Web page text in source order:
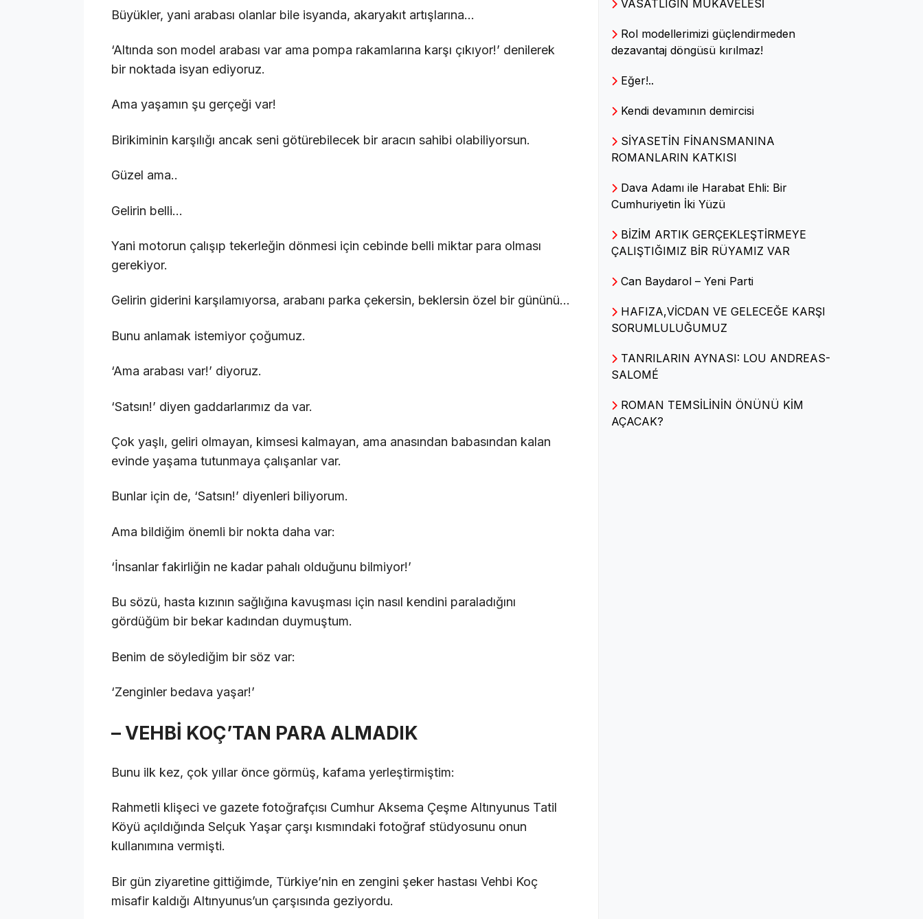
Büyükler, yani arabası olanlar bile isyanda, akaryakıt artışlarına…
‘Altında son model arabası var ama pompa rakamlarına karşı çıkıyor!’ denilerek
bir noktada isyan ediyoruz.
Ama yaşamın şu gerçeği var!
Birikiminin karşılığı ancak seni götürebilecek bir aracın sahibi olabiliyorsun.
Güzel ama..
Gelirin belli…
Yani motorun çalışıp tekerleğin dönmesi için cebinde belli miktar para olması
gerekiyor.
Gelirin giderini karşılamıyorsa, arabanı parka çekersin, beklersin özel bir gününü…
Bunu anlamak istemiyor çoğumuz.
‘Ama arabası var!’ diyoruz.
‘Satsın!’ diyen gaddarlarımız da var.
Çok yaşlı, geliri olmayan, kimsesi kalmayan, ama anasından babasından kalan
evinde yaşama tutunmaya çalışanlar var.
Bunlar için de, ‘Satsın!’ diyenleri biliyorum.
Ama bildiğim önemli bir nokta daha var:
‘İnsanlar fakirliğin ne kadar pahalı olduğunu bilmiyor!’
Bu sözü, hasta kızının sağlığına kavuşması için nasıl kendini paraladığını
gördüğüm bir bekar kadından duymuştum.
Benim de söylediğim bir söz var:
‘Zenginler bedava yaşar!’
– VEHBİ KOÇ’TAN PARA ALMADIK
Bunu ilk kez, çok yıllar önce görmüş, kafama yerleştirmiştim:
Rahmetli klişeci ve gazete fotoğrafçısı Cumhur Aksema Çeşme Altınyunus Tatil
Köyü açıldığında Selçuk Yaşar çarşı kısmındaki fotoğraf stüdyosunu onun
kullanımına vermişti.
Bir gün ziyaretine gittiğimde, Türkiye’nin en zengini şeker hastası Vehbi Koç
misafir kaldığı Altınyunus’un çarşısında geziyordu.
Ömer Faruk ELBEK
Tezgâhın Altında Kalan
Prof. Dr. Tayfun ÖZKAYA
Tarımda GDO ve korsan tohum
Av. Arca Deniz KARA
SORU-CEVAPLARLA KİRA
HUKUKU
Caba bennâk
VASATLIĞIN MUKAVELESİ
Rol modellerimizi güçlendirmeden
dezavantaj döngüsü kırılmaz!
Eğer!..
Kendi devamının demircisi
SİYASETİN FİNANSMANINA
ROMANLARIN KATKISI
Dava Adamı ile Harabat Ehli: Bir
Cumhuriyetin İki Yüzü
BİZİM ARTIK GERÇEKLEŞTİRMEYE
ÇALIŞTIĞIMIZ BİR RÜYAMIZ VAR
Can Baydarol – Yeni Parti
HAFIZA,VİCDAN VE GELECEĞE KARŞI
SORUMLULUĞUMUZ
TANRILARIN AYNASI: LOU ANDREAS-
SALOMÉ
ROMAN TEMSİLİNİN ÖNÜNÜ KİM
AÇACAK?